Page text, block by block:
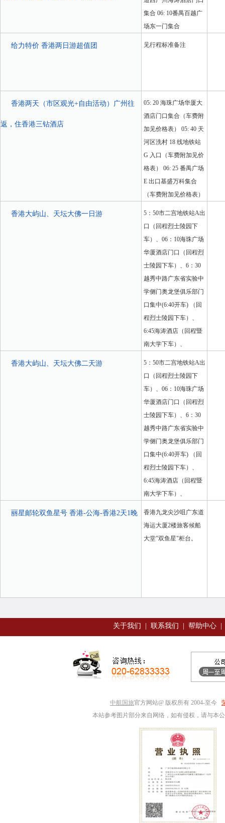
集合 06: 10番禺百越广
场东一门集合
给力特价 香港两日游超值团 见行程标准备注
香港两天（市区观光+自由活动）广州往
返，住香港三钻酒店
05: 20 海珠广场华厦大
酒店门口集合（车费附
加见价格表） 05: 40 天
河区洗村 18 线地铁站
G 入口（车费附加见价
格表） 06: 25 番禺广场
E 出口基盛万科集合
（车费附加见价格表）
香港大屿山、天坛大佛一日游
5：50市二宫地铁站A出
口（回程烈士陵园下
车）、06：10海珠广场
华厦酒店门口（回程烈
士陵园下车）、6：30
越秀中路广东省实验中
学侧门奥龙堡俱乐部门
口集中(6:40开车) （回
程烈士陵园下车）、
6:45海涛酒店（回程暨
南大学下车）、
香港大屿山、天坛大佛二天游
5：50市二宫地铁站A出
口（回程烈士陵园下
车）、06：10海珠广场
华厦酒店门口（回程烈
士陵园下车）、6：30
越秀中路广东省实验中
学侧门奥龙堡俱乐部门
口集中(6:40开车) （回
程烈士陵园下车）、
6:45海涛酒店（回程暨
南大学下车）、
丽星邮轮双鱼星号 香港-公海-香港2天1晚
香港九龙尖沙咀广东道
海运大厦2楼旅客候船
大堂"双鱼星"柜台。
关于我们 联系我们 帮助中心
中航国旅官方网站@ 版权所有 2004-至今
本站参考图片部分来自网络，如有侵权，请与本